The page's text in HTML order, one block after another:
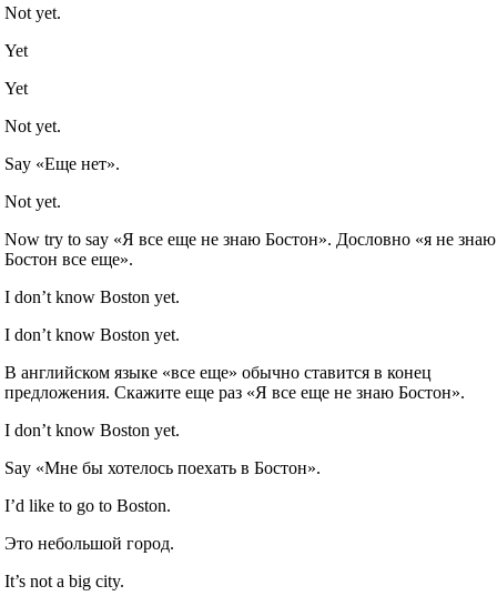
Not yet.
Yet
Yet
Not yet.
Say «Еще нет».
Not yet.
Now try to say «Я все еще не знаю Бостон». Дословно «я не знаю
Бостон все еще».
I don’t know Boston yet.
I don’t know Boston yet.
В английском языке «все еще» обычно ставится в конец
предложения. Скажите еще раз «Я все еще не знаю Бостон».
I don’t know Boston yet.
Say «Мне бы хотелось поехать в Бостон».
I’d like to go to Boston.
Это небольшой город.
It’s not a big city.